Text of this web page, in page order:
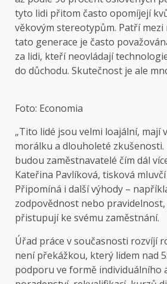
tyto lidi přitom často opomíjejí
věkovým stereotypům. Patří
tato generace je často
za lidi, kteří neovládají
do důchodu. Skutečnost je ale
Foto: Economia
„Tito lidé jsou velmi loajální, mají
morálku a dlouholeté
budou zaměstnavatelé čím dál
Kateřina Pavlíková, tisková
Připomíná i další výhody –
zodpovědnost nebo
přistupují ke svému zaměstnání.
Úřad práce v současnosti rozvíjí
není překážkou, který lidem nad
podporu ve formě individuálního